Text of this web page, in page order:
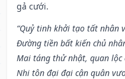
gả cưới.
“Quỷ tinh khởi tạo tất nhân
Đường tiền bất kiến chủ
Mai táng thử nhật, quan lộc
Nhi tôn đại đại cận quân